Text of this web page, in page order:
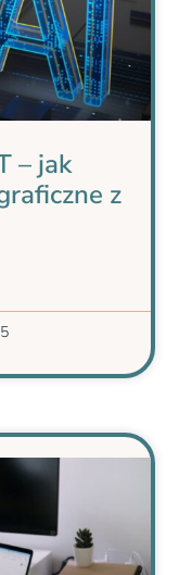
– jak
z